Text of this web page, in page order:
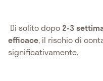
Di solito dopo 2-3
efficace, il rischio di
significativamente.